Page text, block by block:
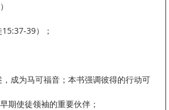
39）；
成为马可福音；本书强调彼得的行动可
期使徒领袖的重要伙伴；